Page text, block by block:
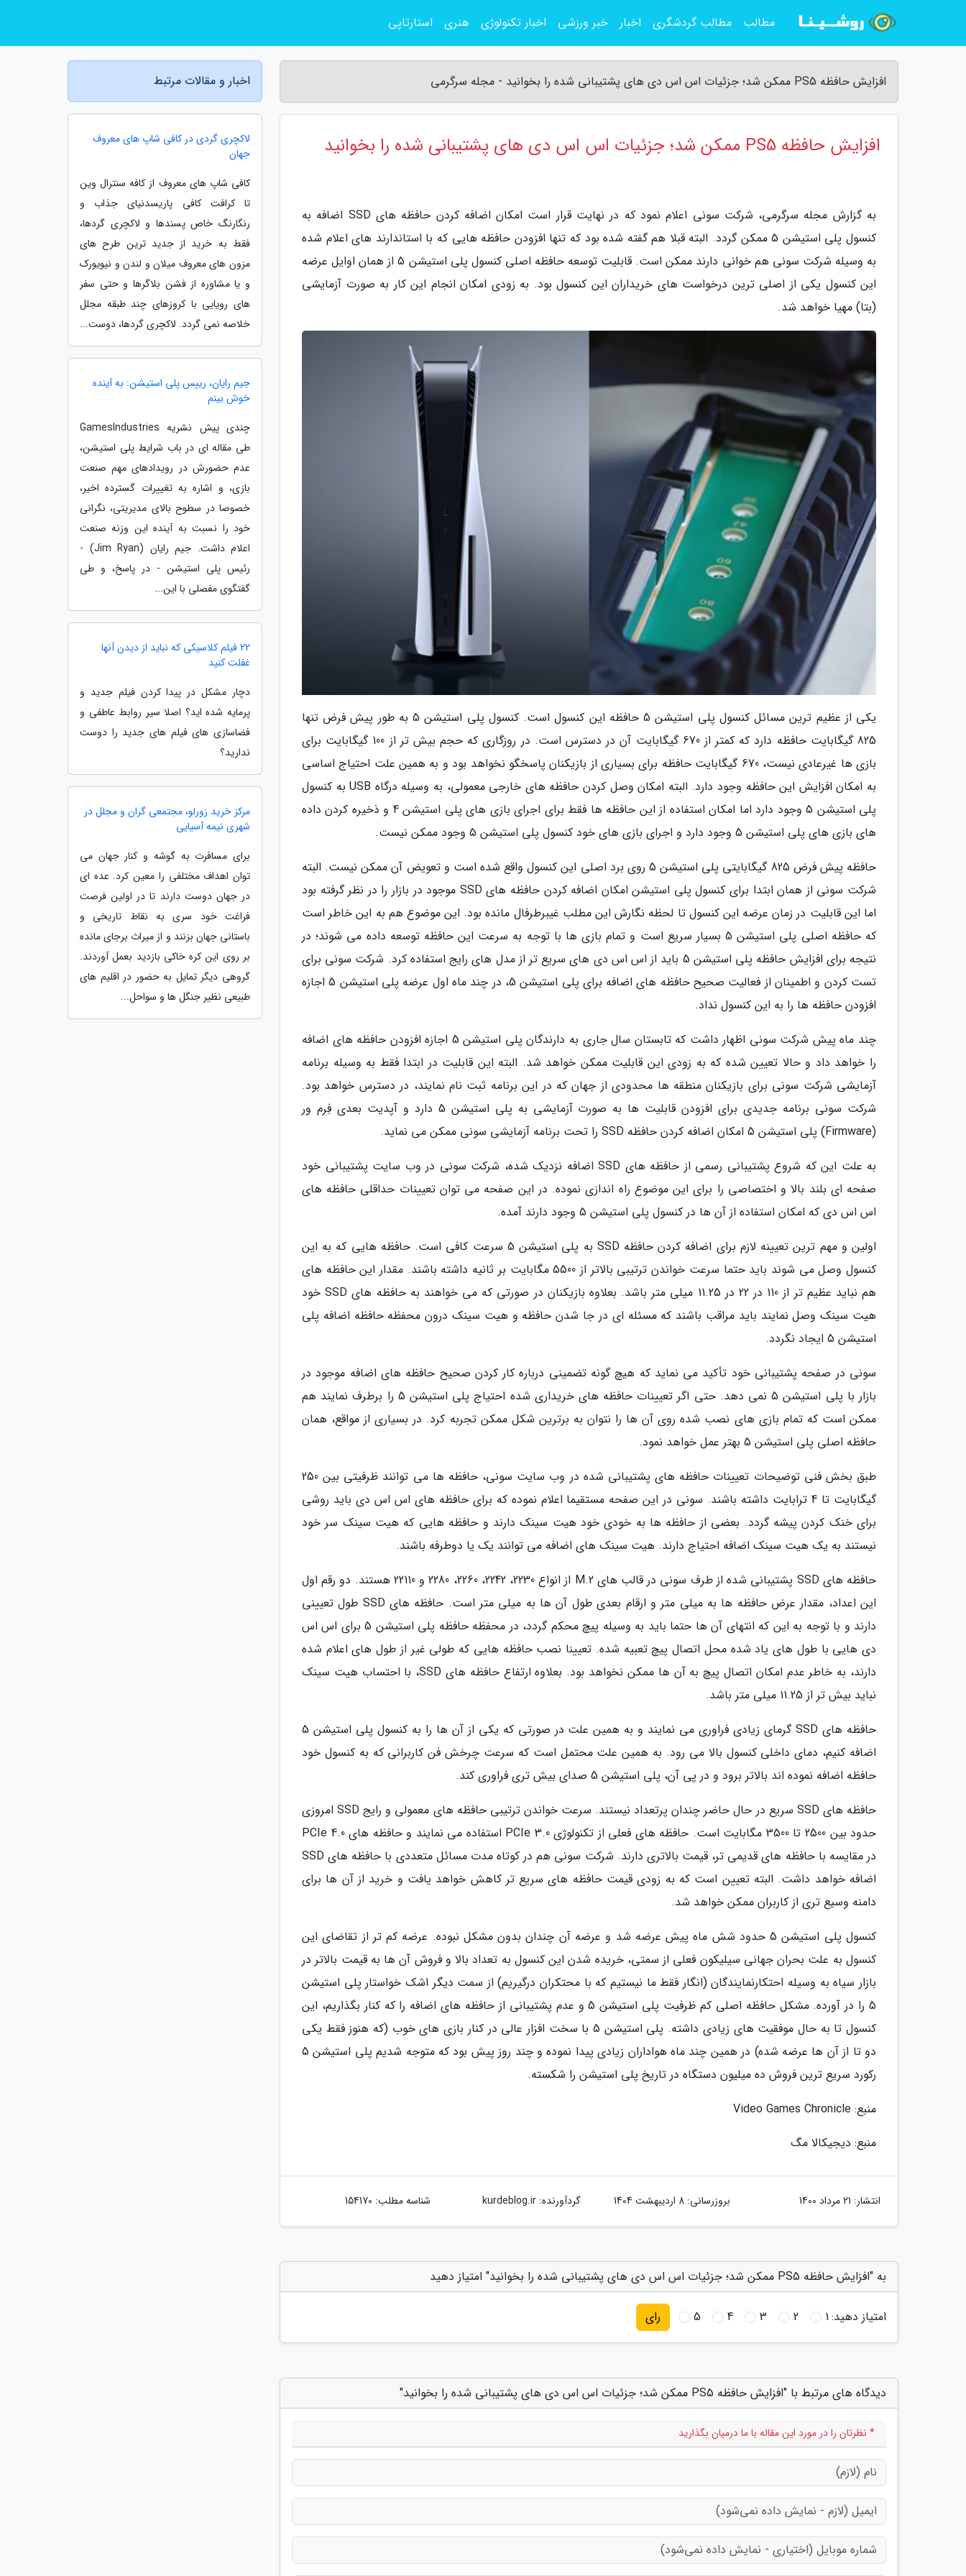
افزایش حافظه PS5 ممکن شد؛ جزئیات اس اس دی های پشتیبانی شده را بخوانید - مجله سرگرمی
افزایش حافظه PS5 ممکن شد؛ جزئیات اس اس دی های پشتیبانی شده را بخوانید
به گزارش مجله سرگرمی، شرکت سونی اعلام نمود که در نهایت قرار است امکان اضافه کردن حافظه های SSD اضافه به
کنسول پلی استیشن 5 ممکن گردد. البته قبلا هم گفته شده بود که تنها افزودن حافظه هایی که با استاندارند های اعلام شده
به وسیله شرکت سونی هم خوانی دارند ممکن است. قابلیت توسعه حافظه اصلی کنسول پلی استیشن 5 از همان اوایل عرضه
این کنسول یکی از اصلی ترین درخواست های خریداران این کنسول بود. به زودی امکان انجام این کار به صورت آزمایشی
(بتا) مهیا خواهد شد.
یکی از عظیم ترین مسائل کنسول پلی استیشن 5 حافظه این کنسول است. کنسول پلی استیشن 5 به طور پیش فرض تنها
825 گیگابایت حافظه دارد که کمتر از 670 گیگابایت آن در دسترس است. در روزگاری که حجم بیش تر از 100 گیگابایت برای
بازی ها غیرعادی نیست، 670 گیگابایت حافظه برای بسیاری از بازیکنان پاسخگو نخواهد بود و به همین علت احتیاج اساسی
به امکان افزایش این حافظه وجود دارد. البته امکان وصل کردن حافظه های خارجی معمولی، به وسیله درگاه USB به کنسول
پلی استیشن 5 وجود دارد اما امکان استفاده از این حافظه ها فقط برای اجرای بازی های پلی استیشن 4 و ذخیره کردن داده
های بازی های پلی استیشن 5 وجود دارد و اجرای بازی های خود کنسول پلی استیشن 5 وجود ممکن نیست.
حافظه پیش فرض 825 گیگابایتی پلی استیشن 5 روی برد اصلی این کنسول واقع شده است و تعویض آن ممکن نیست. البته
شرکت سونی از همان ابتدا برای کنسول پلی استیشن امکان اضافه کردن حافظه های SSD موجود در بازار را در نظر گرفته بود
اما این قابلیت در زمان عرضه این کنسول تا لحظه نگارش این مطلب غیبرطرفال مانده بود. این موضوع هم به این خاطر است
که حافظه اصلی پلی استیشن 5 بسیار سریع است و تمام بازی ها با توجه به سرعت این حافظه توسعه داده می شوند؛ در
نتیجه برای افزایش حافظه پلی استیشن 5 باید از اس اس دی های سریع تر از مدل های رایج استفاده کرد. شرکت سونی برای
تست کردن و اطمینان از فعالیت صحیح حافظه های اضافه برای پلی استیشن 5، در چند ماه اول عرضه پلی استیشن 5 اجازه
افزودن حافظه ها را به این کنسول نداد.
چند ماه پیش شرکت سونی اظهار داشت که تابستان سال جاری به دارندگان پلی استیشن 5 اجازه افزودن حافظه های اضافه
را خواهد داد و حالا تعیین شده که به زودی این قابلیت ممکن خواهد شد. البته این قابلیت در ابتدا فقط به وسیله برنامه
آزمایشی شرکت سونی برای بازیکنان منطقه ها محدودی از جهان که در این برنامه ثبت نام نمایند، در دسترس خواهد بود.
شرکت سونی برنامه جدیدی برای افزودن قابلیت ها به صورت آزمایشی به پلی استیشن 5 دارد و آپدیت بعدی فِرم ور
(Firmware) پلی استیشن 5 امکان اضافه کردن حافظه SSD را تحت برنامه آزمایشی سونی ممکن می نماید.
به علت این که شروع پشتیبانی رسمی از حافظه های SSD اضافه نزدیک شده، شرکت سونی در وب سایت پشتیبانی خود
صفحه ای بلند بالا و اختصاصی را برای این موضوع راه اندازی نموده. در این صفحه می توان تعیینات حداقلی حافظه های
اس اس دی که امکان استفاده از آن ها در کنسول پلی استیشن 5 وجود دارند آمده.
اولین و مهم ترین تعیینه لازم برای اضافه کردن حافظه SSD به پلی استیشن 5 سرعت کافی است. حافظه هایی که به این
کنسول وصل می شوند باید حتما سرعت خواندن ترتیبی بالاتر از 5500 مگابایت بر ثانیه داشته باشند. مقدار این حافظه های
هم نباید عظیم تر از 110 در 22 در 11.25 میلی متر باشد. بعلاوه بازیکنان در صورتی که می خواهند به حافظه های SSD خود
هیت سینک وصل نمایند باید مراقب باشند که مسئله ای در جا شدن حافظه و هیت سینک درون محفظه حافظه اضافه پلی
استیشن 5 ایجاد نگردد.
سونی در صفحه پشتیبانی خود تأکید می نماید که هیچ گونه تضمینی درباره کار کردن صحیح حافظه های اضافه موجود در
بازار با پلی استیشن 5 نمی دهد. حتی اگر تعیینات حافظه های خریداری شده احتیاج پلی استیشن 5 را برطرف نمایند هم
ممکن است که تمام بازی های نصب شده روی آن ها را نتوان به برترین شکل ممکن تجربه کرد. در بسیاری از مواقع، همان
حافظه اصلی پلی استیشن 5 بهتر عمل خواهد نمود.
طبق بخش فنی توضیحات تعیینات حافظه های پشتیبانی شده در وب سایت سونی، حافظه ها می توانند ظرفیتی بین 250
گیگابایت تا 4 ترابایت داشته باشند. سونی در این صفحه مستقیما اعلام نموده که برای حافظه های اس اس دی باید روشی
برای خنک کردن پیشه گردد. بعضی از حافظه ها به خودی خود هیت سینک دارند و حافظه هایی که هیت سینک سر خود
نیستند به یک هیت سینک اضافه احتیاج دارند. هیت سینک های اضافه می توانند یک یا دوطرفه باشند.
حافظه های SSD پشتیبانی شده از طرف سونی در قالب های M.2 از انواع 2230، 2242، 2260، 2280 و 22110 هستند. دو رقم اول
این اعداد، مقدار عرض حافظه ها به میلی متر و ارقام بعدی طول آن ها به میلی متر است. حافظه های SSD طول تعیینی
دارند و با توجه به این که انتهای آن ها حتما باید به وسیله پیچ محکم گردد، در محفظه حافظه پلی استیشن 5 برای اس اس
دی هایی با طول های یاد شده محل اتصال پیچ تعبیه شده. تعیینا نصب حافظه هایی که طولی غیر از طول های اعلام شده
دارند، به خاطر عدم امکان اتصال پیچ به آن ها ممکن نخواهد بود. بعلاوه ارتفاع حافظه های SSD، با احتساب هیت سینک
نباید بیش تر از 11.25 میلی متر باشد.
حافظه های SSD گرمای زیادی فراوری می نمایند و به همین علت در صورتی که یکی از آن ها را به کنسول پلی استیشن 5
اضافه کنیم، دمای داخلی کنسول بالا می رود. به همین علت محتمل است که سرعت چرخش فن کاربرانی که به کنسول خود
حافظه اضافه نموده اند بالاتر برود و در پی آن، پلی استیشن 5 صدای بیش تری فراوری کند.
حافظه های SSD سریع در حال حاضر چندان پرتعداد نیستند. سرعت خواندن ترتیبی حافظه های معمولی و رایج SSD امروزی
حدود بین 2500 تا 3500 مگابایت است. حافظه های فعلی از تکنولوژی PCIe 3.0 استفاده می نمایند و حافظه های PCIe 4.0
در مقایسه با حافظه های قدیمی تر، قیمت بالاتری دارند. شرکت سونی هم در کوتاه مدت مسائل متعددی با حافظه های SSD
اضافه خواهد داشت. البته تعیین است که به زودی قیمت حافظه های سریع تر کاهش خواهد یافت و خرید از آن ها برای
دامنه وسیع تری از کاربران ممکن خواهد شد.
کنسول پلی استیشن 5 حدود شش ماه پیش عرضه شد و عرضه آن چندان بدون مشکل نبوده. عرضه کم تر از تقاضای این
کنسول به علت بحران جهانی سیلیکون فعلی از سمتی، خریده شدن این کنسول به تعداد بالا و فروش آن ها به قیمت بالاتر در
بازار سیاه به وسیله احتکارنمایندگان (انگار فقط ما نیستیم که با محتکران درگیریم) از سمت دیگر اشک خواستار پلی استیشن
5 را در آورده. مشکل حافظه اصلی کم ظرفیت پلی استیشن 5 و عدم پشتیبانی از حافظه های اضافه را که کنار بگذاریم، این
کنسول تا به حال موفقیت های زیادی داشته. پلی استیشن 5 با سخت افزار عالی در کنار بازی های خوب (که هنوز فقط یکی
دو تا از آن ها عرضه شده) در همین چند ماه هواداران زیادی پیدا نموده و چند روز پیش بود که متوجه شدیم پلی استیشن 5
رکورد سریع ترین فروش ده میلیون دستگاه در تاریخ پلی استیشن را شکسته.
منبع: Video Games Chronicle
منبع: دیجیکالا مگ
انتشار: 21 مرداد 1400 بروزرسانی: 8 اردیبهشت 1404 گردآورنده:kurdeblog.ir شناسه مطلب: 154170
به "افزایش حافظه PS5 ممکن شد؛ جزئیات اس اس دی های پشتیبانی شده را بخوانید" امتیاز دهید
امتیاز دهید:1
2
3
4
5 رای
دیدگاه های مرتبط با "افزایش حافظه PS5 ممکن شد؛ جزئیات اس اس دی های پشتیبانی شده را بخوانید"
* نظرتان را در مورد این مقاله با ما درمیان بگذارید
اخبار و مقالات مرتبط
لاکچری گردی در کافی شاپ های معروف
جهان
کافی شاپ های معروف از کافه سنترال وین
تا کرافت کافی پاریسدنیای جذاب و
رنگارنگ خاص پسندها و لاکچری گردها،
فقط به خرید از جدید ترین طرح های
مزون های معروف میلان و لندن و نیویورک
و یا مشاوره از فشن بلاگرها و حتی سفر
های رویایی با کروزهای چند طبقه مجلل
خلاصه نمی گردد. لاکچری گردها، دوست...
جیم رایان، رییس پلی استیشن: به آینده
خوش بینم
چندی پیش نشریه GamesIndustries
طی مقاله ای در باب شرایط پلی استیشن،
عدم حضورش در رویدادهای مهم صنعت
بازی، و اشاره به تغییرات گسترده اخیر،
خصوصا در سطوح بالای مدیریتی، نگرانی
خود را نسبت به آینده این وزنه صنعت
اعلام داشت. جیم رایان (Jim Ryan) -
رئیس پلی استیشن - در پاسخ، و طی
گفتگوی مفصلی با این...
22 فیلم کلاسیکی که نباید از دیدن آنها
غفلت کنید
دچار مشکل در پیدا کردن فیلم جدید و
پرمایه شده اید؟ اصلا سیر روابط عاطفی و
فضاسازی های فیلم های جدید را دوست
ندارید؟
مرکز خرید زورلو، مجتمعی گران و مجلل در
شهری نیمه آسیایی
برای مسافرت به گوشه و کنار جهان می
توان اهداف مختلفی را معین کرد. عده ای
در جهان دوست دارند تا در اولین فرصت
فراغت خود سری به نقاط تاریخی و
باستانی جهان بزنند و از میراث برجای مانده
بر روی این کره خاکی بازدید بعمل آوردند.
گروهی دیگر تمایل به حضور در اقلیم های
طبیعی نظیر جنگل ها و سواحل...
مطالب مطالب گردشگری اخبار خبر ورزشی اخبار تکنولوژی هنری استارتاپی